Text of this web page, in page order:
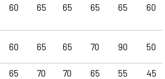
60 65 65 65 65 60
60 65 65 70 90 50
65 70 70 65 55
45